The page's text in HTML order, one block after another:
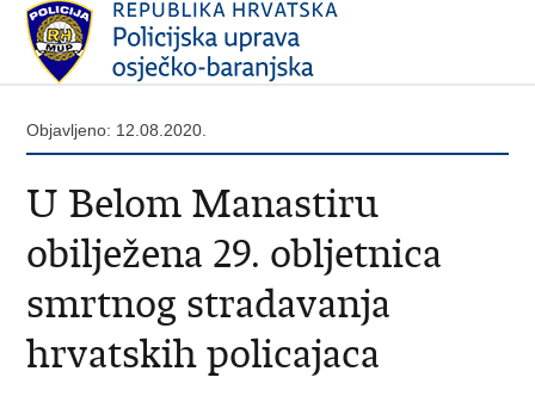
Objavljeno: 12.08.2020.
U Belom Manastiru
obilježena 29. obljetnica
smrtnog stradavanja
hrvatskih policajaca